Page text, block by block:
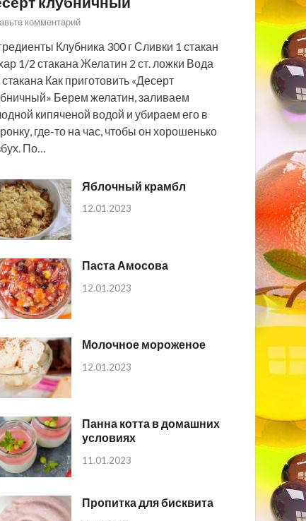
комментарий
Клубника 300 г Сливки 1 стакан
1/2 стакана Желатин 2 ст. ложки Вода
Как приготовить «Десерт
Берем желатин, заливаем
кипяченой водой и убираем его в
где-то на час, чтобы он хорошенько
По…
Яблочный крамбл
12.01.2023
Паста Амосова
12.01.2023
Молочное мороженое
12.01.2023
Панна котта в домашних
условиях
11.01.2023
Пропитка для бисквита